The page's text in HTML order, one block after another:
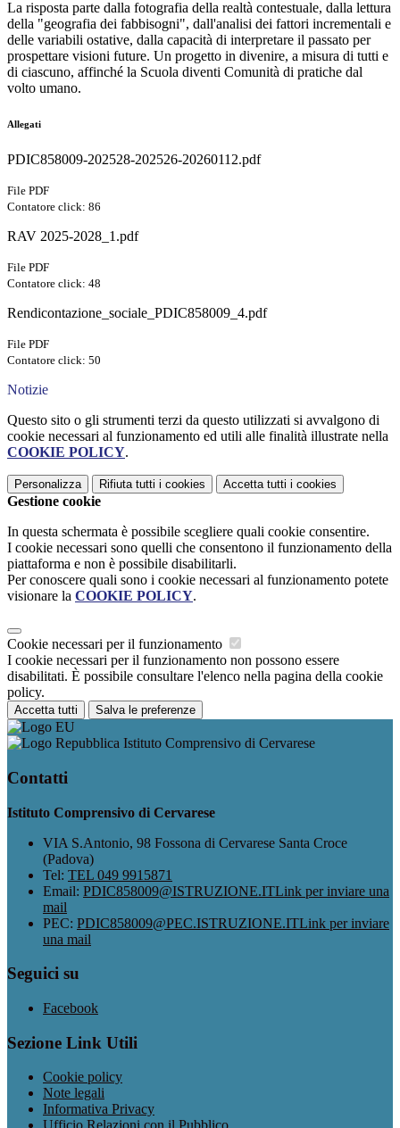
La risposta parte dalla fotografia della realtà contestuale, dalla lettura
della "geografia dei fabbisogni", dall'analisi dei fattori incrementali e
delle variabili ostative, dalla capacità di interpretare il passato per
prospettare visioni future. Un progetto in divenire, a misura di tutti e
di ciascuno, affinché la Scuola diventi Comunità di pratiche dal
volto umano.
Allegati
PDIC858009-202528-202526-20260112.pdf
File PDF
Contatore click: 86
RAV 2025-2028_1.pdf
File PDF
Contatore click: 48
Rendicontazione_sociale_PDIC858009_4.pdf
File PDF
Contatore click: 50
Notizie
Questo sito o gli strumenti terzi da questo utilizzati si avvalgono di
cookie necessari al funzionamento ed utili alle finalità illustrate nella
COOKIE POLICY.
Personalizza Rifiuta tutti i cookies Accetta tutti i cookies
Gestione cookie
In questa schermata è possibile scegliere quali cookie consentire.
I cookie necessari sono quelli che consentono il funzionamento della
piattaforma e non è possibile disabilitarli.
Per conoscere quali sono i cookie necessari al funzionamento potete
visionare la COOKIE POLICY.
Cookie necessari per il funzionamento
I cookie necessari per il funzionamento non possono essere
disabilitati. È possibile consultare l'elenco nella pagina della cookie
policy.
Accetta tutti Salva le preferenze
Istituto Comprensivo di Cervarese
Contatti
Istituto Comprensivo di Cervarese
VIA S.Antonio, 98 Fossona di Cervarese Santa Croce
(Padova)
Tel: TEL 049 9915871
Email: PDIC858009@ISTRUZIONE.ITLink per inviare una
mail
PEC: PDIC858009@PEC.ISTRUZIONE.ITLink per inviare
una mail
Seguici su
Facebook
Sezione Link Utili
Cookie policy
Note legali
Informativa Privacy